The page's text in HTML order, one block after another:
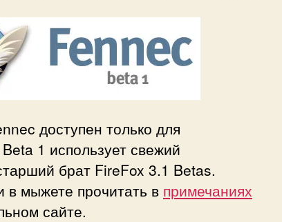
доступен только для
1 использует свежий
брат FireFox 3.1 Betas.
в мыжете прочитать в примечаниях
сайте.